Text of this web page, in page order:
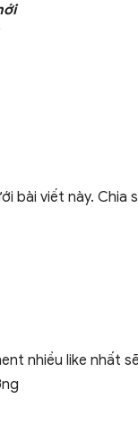
bài viết này. Chia
nhiều like nhất